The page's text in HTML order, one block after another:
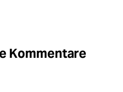
Kommentare